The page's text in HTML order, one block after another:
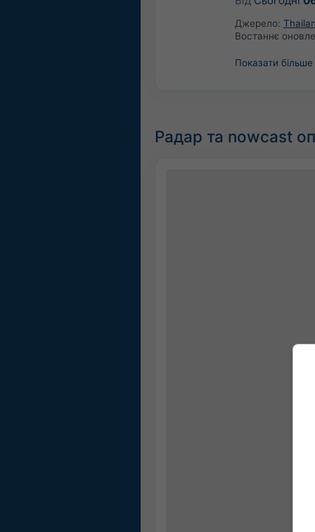
Джерело:
Востаннє
Показати більше
Радар та nowcast